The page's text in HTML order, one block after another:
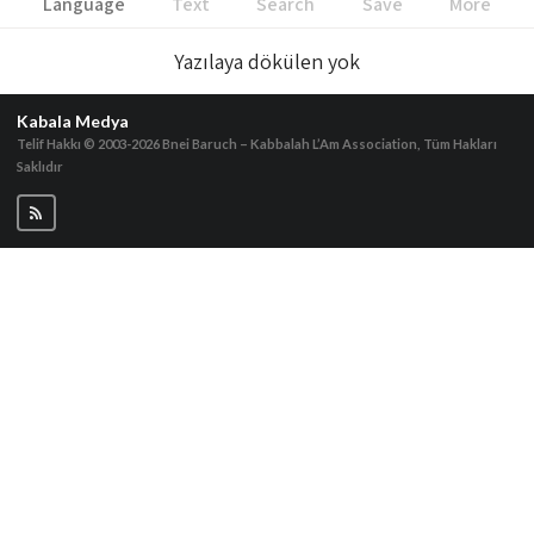
Yazılaya dökülen yok
Kabala Medya
Telif Hakkı © 2003-2026Bnei Baruch – Kabbalah L’Am Association, Tüm Hakları
Saklıdır